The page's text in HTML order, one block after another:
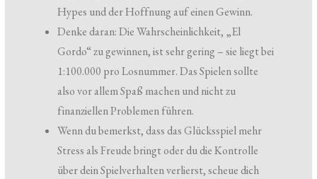
Hypes und der Hoffnung auf einen Gewinn.
Denke daran: Die Wahrscheinlichkeit, „El
Gordo“ zu gewinnen, ist sehr gering – sie liegt bei
1:100.000 pro Losnummer. Das Spielen sollte
also vor allem Spaß machen und nicht zu
finanziellen Problemen führen.
Wenn du bemerkst, dass das Glücksspiel mehr
Stress als Freude bringt oder du die Kontrolle
über dein Spielverhalten verlierst, scheue dich